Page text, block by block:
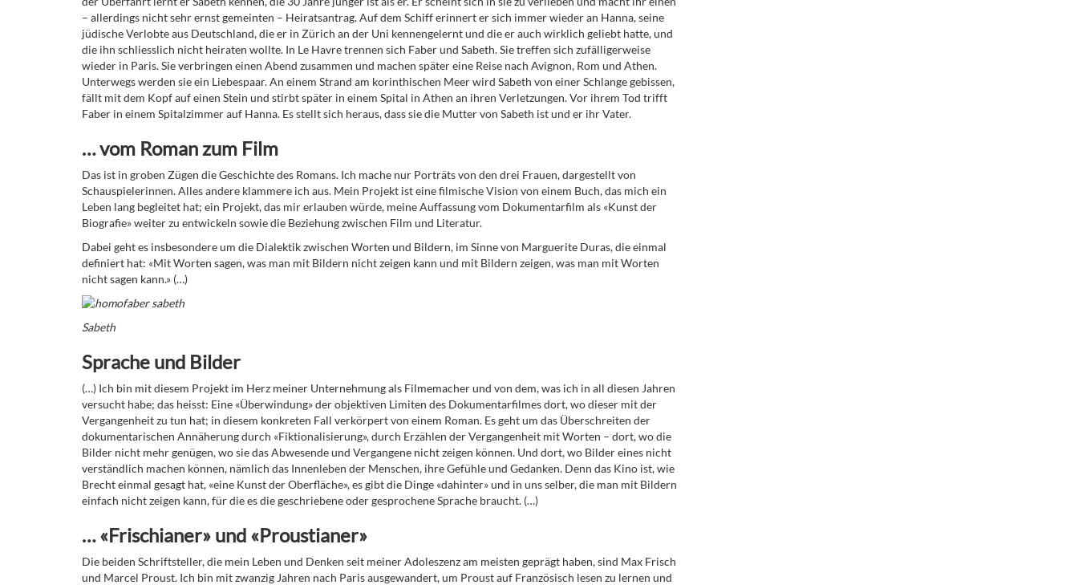
– allerdings nicht sehr ernst gemeinten – Heiratsantrag. Auf dem Schiff erinnert er sich immer wieder an Hanna, seine
jüdische Verlobte aus Deutschland, die er in Zürich an der Uni kennengelernt und die er auch wirklich geliebt hatte, und
die ihn schliesslich nicht heiraten wollte. In Le Havre trennen sich Faber und Sabeth. Sie treffen sich zufälligerweise
wieder in Paris. Sie verbringen einen Abend zusammen und machen später eine Reise nach Avignon, Rom und Athen.
Unterwegs werden sie ein Liebespaar. An einem Strand am korinthischen Meer wird Sabeth von einer Schlange gebissen,
fällt mit dem Kopf auf einen Stein und stirbt später in einem Spital in Athen an ihren Verletzungen. Vor ihrem Tod trifft
Faber in einem Spitalzimmer auf Hanna. Es stellt sich heraus, dass sie die Mutter von Sabeth ist und er ihr Vater.
… vom Roman zum Film
Das ist in groben Zügen die Geschichte des Romans. Ich mache nur Porträts von den drei Frauen, dargestellt von
Schauspielerinnen. Alles andere klammere ich aus. Mein Projekt ist eine filmische Vision von einem Buch, das mich ein
Leben lang begleitet hat; ein Projekt, das mir erlauben würde, meine Auffassung vom Dokumentarfilm als «Kunst der
Biografie» weiter zu entwickeln sowie die Beziehung zwischen Film und Literatur.
Dabei geht es insbesondere um die Dialektik zwischen Worten und Bildern, im Sinne von Marguerite Duras, die einmal
definiert hat: «Mit Worten sagen, was man mit Bildern nicht zeigen kann und mit Bildern zeigen, was man mit Worten
nicht sagen kann.» (…)
Sabeth
Sprache und Bilder
(…) Ich bin mit diesem Projekt im Herz meiner Unternehmung als Filmemacher und von dem, was ich in all diesen Jahren
versucht habe; das heisst: Eine «Überwindung» der objektiven Limiten des Dokumentarfilmes dort, wo dieser mit der
Vergangenheit zu tun hat; in diesem konkreten Fall verkörpert von einem Roman. Es geht um das Überschreiten der
dokumentarischen Annäherung durch «Fiktionalisierung», durch Erzählen der Vergangenheit mit Worten – dort, wo die
Bilder nicht mehr genügen, wo sie das Abwesende und Vergangene nicht zeigen können. Und dort, wo Bilder eines nicht
verständlich machen können, nämlich das Innenleben der Menschen, ihre Gefühle und Gedanken. Denn das Kino ist, wie
Brecht einmal gesagt hat, «eine Kunst der Oberfläche», es gibt die Dinge «dahinter» und in uns selber, die man mit Bildern
einfach nicht zeigen kann, für die es die geschriebene oder gesprochene Sprache braucht. (…)
… «Frischianer» und «Proustianer»
Die beiden Schriftsteller, die mein Leben und Denken seit meiner Adoleszenz am meisten geprägt haben, sind Max Frisch
und Marcel Proust. Ich bin mit zwanzig Jahren nach Paris ausgewandert, um Proust auf Französisch lesen zu lernen und